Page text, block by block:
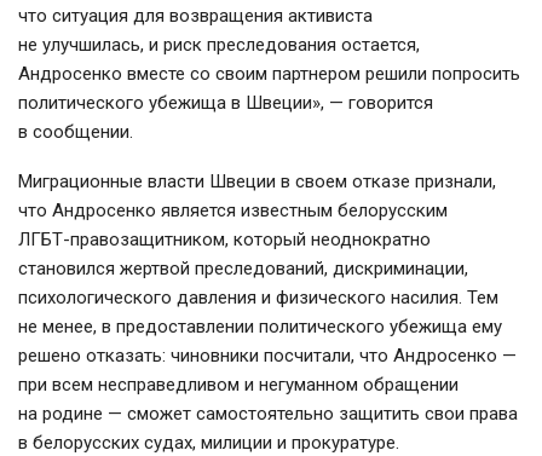
что ситуация для возвращения активиста
не улучшилась, и риск преследования остается,
Андросенко вместе со своим партнером решили попросить
политического убежища в Швеции», — говорится
в сообщении.
Миграционные власти Швеции в своем отказе признали,
что Андросенко является известным белорусским
ЛГБТ-правозащитником, который неоднократно
становился жертвой преследований, дискриминации,
психологического давления и физического насилия. Тем
не менее, в предоставлении политического убежища ему
решено отказать: чиновники посчитали, что Андросенко —
при всем несправедливом и негуманном обращении
на родине — сможет самостоятельно защитить свои права
в белорусских судах, милиции и прокуратуре.